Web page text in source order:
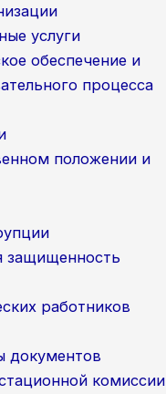
услуги
обеспечение и
процесса
положении и
защищенность
работников
документов
комиссии